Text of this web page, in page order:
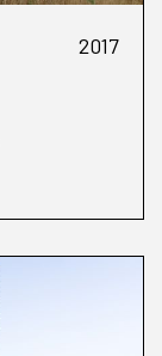
2017